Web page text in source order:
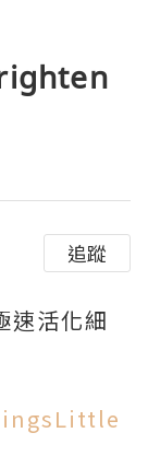
追蹤
活化細